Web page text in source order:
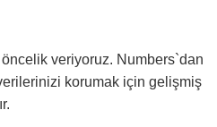
öncelik veriyoruz. Numbers`dan
korumak için gelişmiş